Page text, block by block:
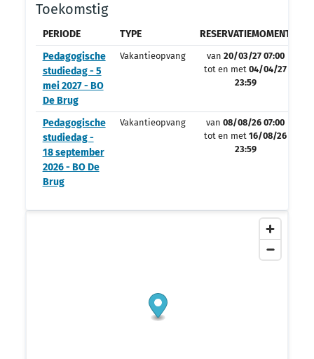
Toekomstig
PERIODE TYPE RESERVATIEMOMENT
Pedagogische
studiedag - 5
mei 2027 - BO
De Brug
Vakantieopvang van 20/03/27 07:00
tot en met 04/04/27
23:59
Pedagogische
studiedag -
18 september
2026 - BO De
Brug
Vakantieopvang van 08/08/26 07:00
tot en met 16/08/26
23:59